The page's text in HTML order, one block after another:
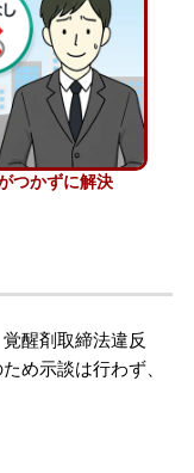
つかずに解決
醒剤取締法違反
め示談は行わず、